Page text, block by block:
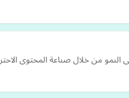
من خلال صناعة المحتوى